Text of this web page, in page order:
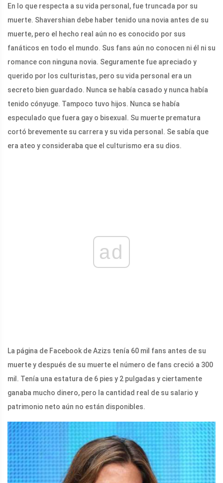
En lo que respecta a su vida personal, fue truncada por su
muerte. Shavershian debe haber tenido una novia antes de su
muerte, pero el hecho real aún no es conocido por sus
fanáticos en todo el mundo. Sus fans aún no conocen ni él ni su
romance con ninguna novia. Seguramente fue apreciado y
querido por los culturistas, pero su vida personal era un
secreto bien guardado. Nunca se había casado y nunca había
tenido cónyuge. Tampoco tuvo hijos. Nunca se había
especulado que fuera gay o bisexual. Su muerte prematura
cortó brevemente su carrera y su vida personal. Se sabía que
era ateo y consideraba que el culturismo era su dios.
ad
La página de Facebook de Azizs tenía 60 mil fans antes de su
muerte y después de su muerte el número de fans creció a 300
mil. Tenía una estatura de 6 pies y 2 pulgadas y ciertamente
ganaba mucho dinero, pero la cantidad real de su salario y
patrimonio neto aún no están disponibles.